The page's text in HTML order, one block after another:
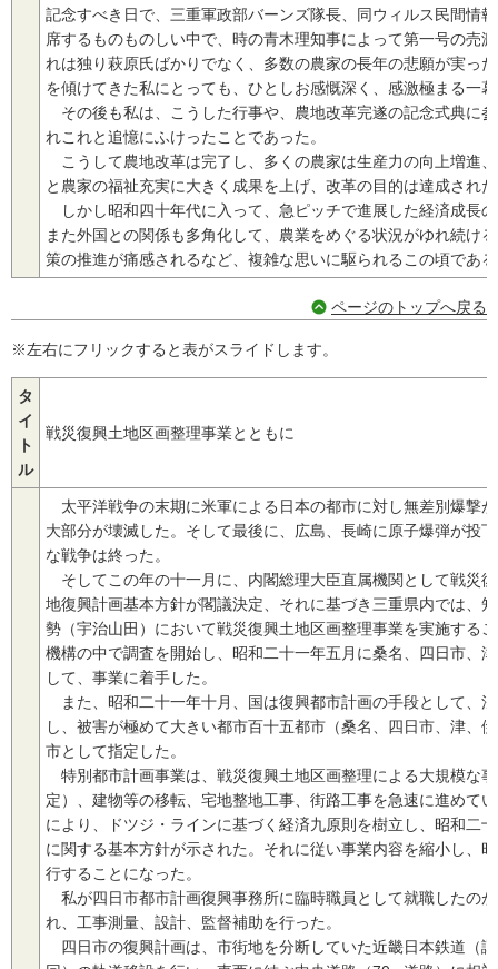
記念すべき日で、三重軍政部バーンズ隊長、同ウィルス民間情
席するものものしい中で、時の青木理知事によって第一号の売
れは独り萩原氏ばかりでなく、多数の農家の長年の悲願が実っ
を傾けてきた私にとっても、ひとしお感慨深く、感激極まる一
その後も私は、こうした行事や、農地改革完遂の記念式典に
れこれと追憶にふけったことであった。
こうして農地改革は完了し、多くの農家は生産力の向上増進
と農家の福祉充実に大きく成果を上げ、改革の目的は達成され
しかし昭和四十年代に入って、急ピッチで進展した経済成長
また外国との関係も多角化して、農業をめぐる状況がゆれ続け
策の推進が痛感されるなど、複雑な思いに駆られるこの頃であ
ページのトップへ戻る
※左右にフリックすると表がスライドします。
タ
イ
ト
ル
戦災復興土地区画整理事業とともに
太平洋戦争の末期に米軍による日本の都市に対し無差別爆撃
大部分が壊滅した。そして最後に、広島、長崎に原子爆弾が投
な戦争は終った。
そしてこの年の十一月に、内閣総理大臣直属機関として戦災
地復興計画基本方針が閣議決定、それに基づき三重県内では、
勢（宇治山田）において戦災復興土地区画整理事業を実施する
機構の中で調査を開始し、昭和二十一年五月に桑名、四日市、
して、事業に着手した。
また、昭和二十一年十月、国は復興都市計画の手段として、
し、被害が極めて大きい都市百十五都市（桑名、四日市、津、
市として指定した。
特別都市計画事業は、戦災復興土地区画整理による大規模な
定）、建物等の移転、宅地整地工事、街路工事を急速に進めて
により、ドツジ・ラインに基づく経済九原則を樹立し、昭和二
に関する基本方針が示された。それに従い事業内容を縮小し、
行することになった。
私が四日市都市計画復興事務所に臨時職員として就職したの
れ、工事測量、設計、監督補助を行った。
四日市の復興計画は、市街地を分断していた近畿日本鉄道（